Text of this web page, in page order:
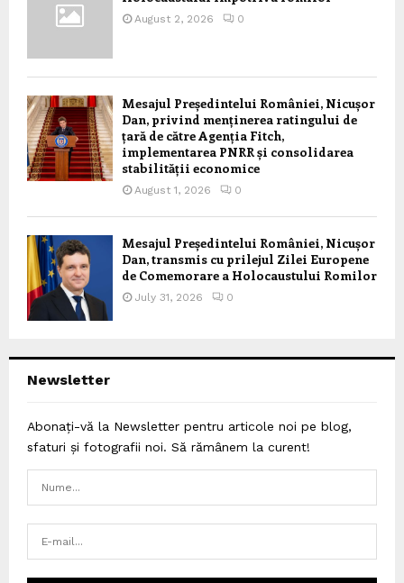
August 2, 2026 0
Mesajul Președintelui României, Nicușor
Dan, privind menținerea ratingului de
țară de către Agenția Fitch,
implementarea PNRR și consolidarea
stabilității economice
August 1, 2026 0
Mesajul Președintelui României, Nicușor
Dan, transmis cu prilejul Zilei Europene
de Comemorare a Holocaustului Romilor
July 31, 2026 0
Newsletter
Abonați-vă la Newsletter pentru articole noi pe blog,
sfaturi și fotografii noi. Să rămânem la curent!